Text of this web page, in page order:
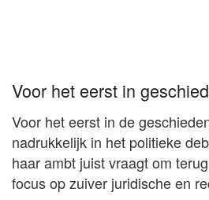
Voor het eerst in
Voor het eerst in de
nadrukkelijk in het politieke
haar ambt juist vraagt om
focus op zuiver juridische en